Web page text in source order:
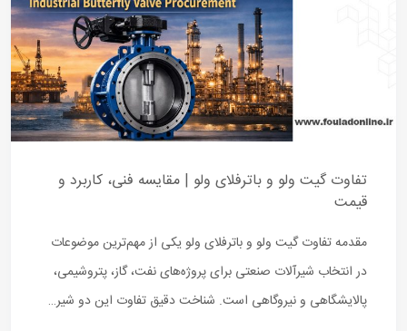
تفاوت گیت ولو و باترفلای ولو | مقایسه فنی، کاربرد و
قیمت
مقدمه تفاوت گیت ولو و باترفلای ولو یکی از مهم‌ترین موضوعات
در انتخاب شیرآلات صنعتی برای پروژه‌های نفت، گاز، پتروشیمی،
پالایشگاهی و نیروگاهی است. شناخت دقیق تفاوت این دو شیر…